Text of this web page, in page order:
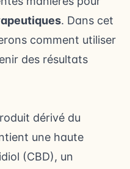
. Dans cet
comment utiliser
des résultats
dérivé du
une haute
(CBD), un